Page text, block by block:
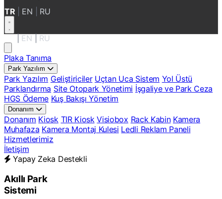
TR
EN RU
EN
RU
Plaka Tanıma
Park Yazılım
Park Yazılım Geliştiriciler Uçtan Uca Sistem Yol Üstü
Parklandırma Site Otopark Yönetimi İşgaliye ve Park Ceza
HGS Ödeme Kuş Bakışı Yönetim
Donanım
Donanım Kiosk TIR Kiosk Visiobox Rack Kabin Kamera
Muhafaza Kamera Montaj Kulesi Ledli Reklam Paneli
Hizmetlerimiz
İletişim
Yapay Zeka Destekli
Akıllı Park
Sistemi